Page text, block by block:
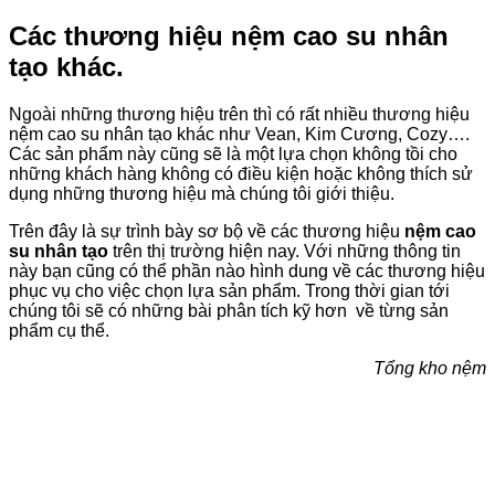
Các thương hiệu nệm cao su nhân
tạo khác.
Ngoài những thương hiệu trên thì có rất nhiều thương hiệu
nệm cao su nhân tạo khác như Vean, Kim Cương, Cozy….
Các sản phẩm này cũng sẽ là một lựa chọn không tồi cho
những khách hàng không có điều kiện hoặc không thích sử
dụng những thương hiệu mà chúng tôi giới thiệu.
Trên đây là sự trình bày sơ bộ về các thương hiệu nệm cao
su nhân tạo trên thị trường hiện nay. Với những thông tin
này bạn cũng có thể phần nào hình dung về các thương hiệu
phục vụ cho việc chọn lựa sản phẩm. Trong thời gian tới
chúng tôi sẽ có những bài phân tích kỹ hơn về từng sản
phẩm cụ thể.
Tổng kho nệm